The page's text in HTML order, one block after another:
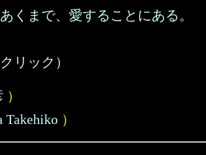
くまで、愛することにある。
リック）
）
Takehiko ）